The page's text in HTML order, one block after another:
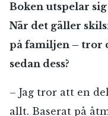
Boken utspelar
När det gäller
på familjen – tror
sedan dess?
– Jag tror att en
allt. Baserat på